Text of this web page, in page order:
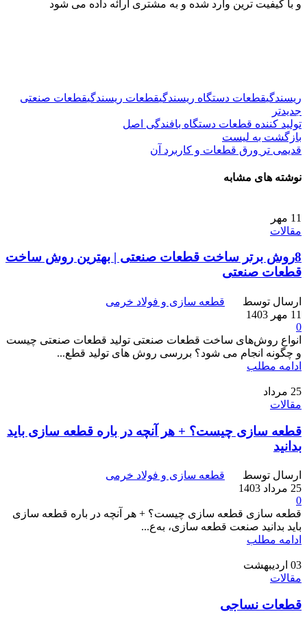
و با کیفیت ترین وارد شده و به مشتری ارائه داده می شود
ریسندگیقطعات دستگاه ریسندگیقطعات ریسندگیقطعات صنعتی
جدیدتر
تولید کننده قطعات دستگاه بافندگی اصل
بازگشت به لیست
قدیمی تر ورق قطعات و کاربرد آن
نوشته های مشابه
11 مهر
مقالات
8روش‌ برتر ساخت قطعات صنعتی | بهترین روش ساخت
قطعات صنعتی
ارسال توسط
قطعه سازی و فولاد خرمی
11 مهر 1403
0
انواع روش‌های ساخت قطعات صنعتی تولید قطعات صنعتی چیست
و چگونه انجام می شود؟ بررسی روش های تولید قطع...
ادامه مطلب
25 مرداد
مقالات
قطعه سازی چیست؟ + هر آنچه در باره قطعه سازی باید
بدانید
ارسال توسط
قطعه سازی و فولاد خرمی
25 مرداد 1403
0
قطعه سازی قطعه سازی چیست؟ + هر آنچه در باره قطعه سازی
باید بدانید صنعت قطعه سازی، به‌ع...
ادامه مطلب
03 اردیبهشت
مقالات
قطعات نساجی